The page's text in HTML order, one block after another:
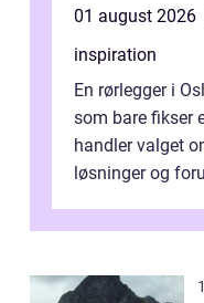
01 august 2026
inspiration
En rørlegger i
som bare fikser
handler valget
løsninger og